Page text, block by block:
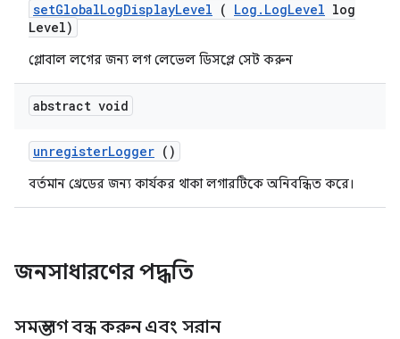
setGlobalLogDisplayLevel ( Log . LogLevel log
Level)
গ্লোবাল লগের জন্য লগ লেভেল ডিসপ্লে সেট করুন
abstract void
unregisterLogger ()
বর্তমান থ্রেডের জন্য কার্যকর থাকা লগারটিকে অনিবন্ধিত করে।
জনসাধারণের পদ্ধতি
সমস্ত লগ বন্ধ করুন এবং সরান